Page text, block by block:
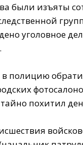
были изъяты
уголовное
в полицию
похитил